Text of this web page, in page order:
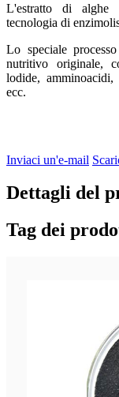
L'estratto di alghe
tecnologia di
Lo speciale
nutritivo originale,
lodide,
ecc.
Inviaci un'e-mail
Dettagli del
Tag dei